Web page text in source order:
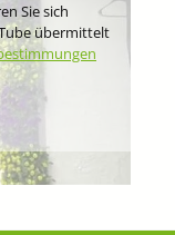
Sie sich
übermittelt